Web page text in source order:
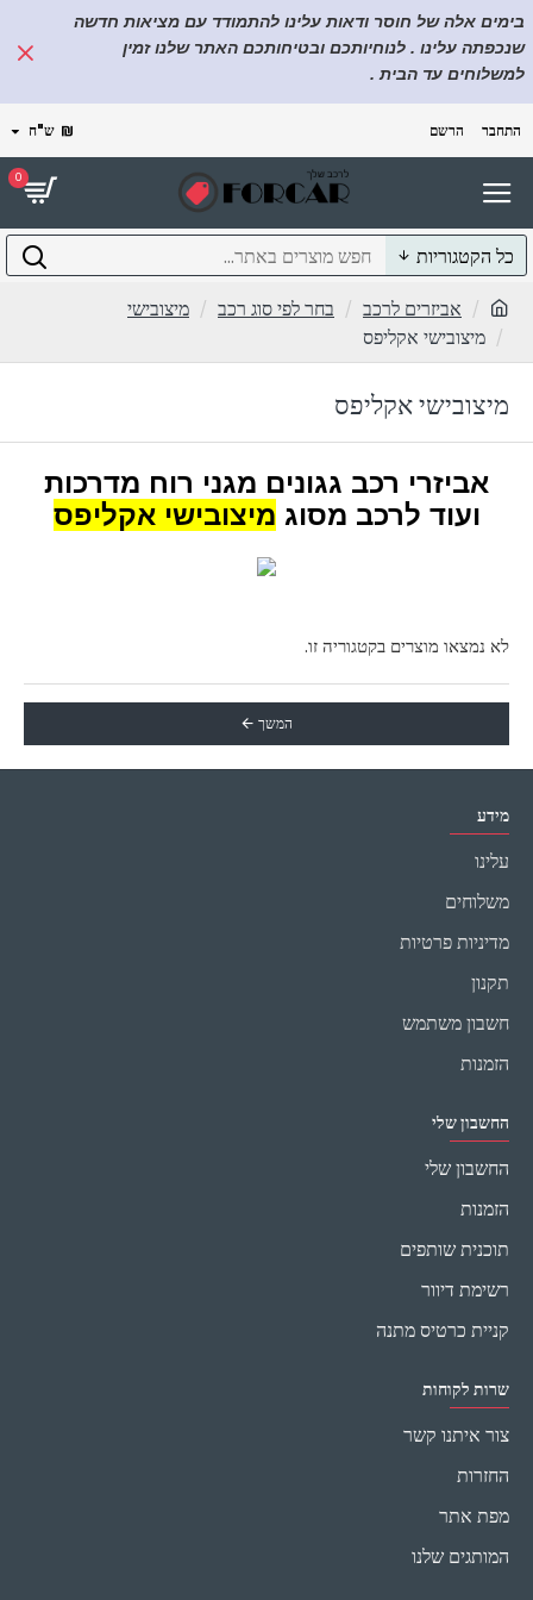
בימים אלה של חוסר ודאות עלינו להתמודד עם מציאות חדשה
שנכפתה עלינו . לנוחיותכם ובטיחותכם האתר שלנו זמין
למשלוחים עד הבית .
התחבר הרשם ₪ ש"ח
0
כל הקטגוריות
אביזרים לרכב בחר לפי סוג רכב
מיצובישי
מיצובישי אקליפס
מיצובישי אקליפס
אביזרי רכב גגונים מגני רוח מדרכות
ועוד לרכב מסוג מיצובישי אקליפס
לא נמצאו מוצרים בקטגוריה זו.
המשך
מידע
עלינו
משלוחים
מדיניות פרטיות
תקנון
חשבון משתמש
הזמנות
החשבון שלי
החשבון שלי
הזמנות
תוכנית שותפים
רשימת דיוור
קניית כרטיס מתנה
שרות לקוחות
צור איתנו קשר
החזרות
מפת אתר
המותגים שלנו